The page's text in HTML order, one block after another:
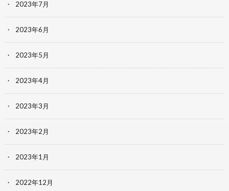
2023年7月
2023年6月
2023年5月
2023年4月
2023年3月
2023年2月
2023年1月
2022年12月